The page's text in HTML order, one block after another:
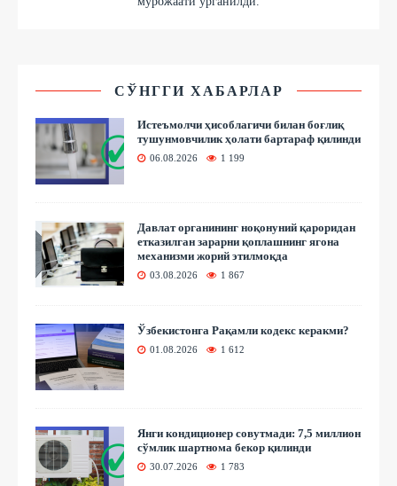
СЎНГГИ ХАБАРЛАР
Истеъмолчи ҳисоблагичи билан боғлиқ
тушунмовчилик ҳолати бартараф қилинди
06.08.2026 1 199
Давлат органининг ноқонуний қароридан
етказилган зарарни қоплашнинг ягона
механизми жорий этилмоқда
03.08.2026 1 867
Ўзбекистонга Рақамли кодекс керакми?
01.08.2026 1 612
Янги кондиционер совутмади: 7,5 миллион
сўмлик шартнома бекор қилинди
30.07.2026 1 783